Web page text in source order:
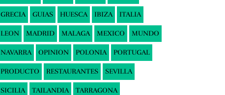
GRECIA GUIAS HUESCA IBIZA ITALIA
LEON MADRID MALAGA MEXICO MUNDO
NAVARRA OPINION POLONIA PORTUGAL
PRODUCTO RESTAURANTES SEVILLA
SICILIA TAILANDIA TARRAGONA